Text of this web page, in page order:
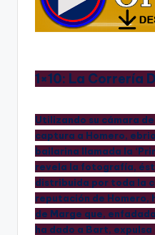
1×10: La Correría
Utilizando su cámara
captura a Homero,
bailarina llamada la
revela la fotografía,
distribuida por toda la
reputación de Homero,
de Marge que,
ha dado a Bart, expulsa